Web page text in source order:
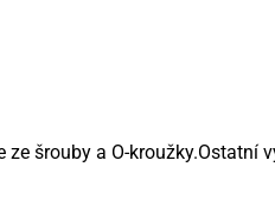
šrouby a O-kroužky.Ostatní